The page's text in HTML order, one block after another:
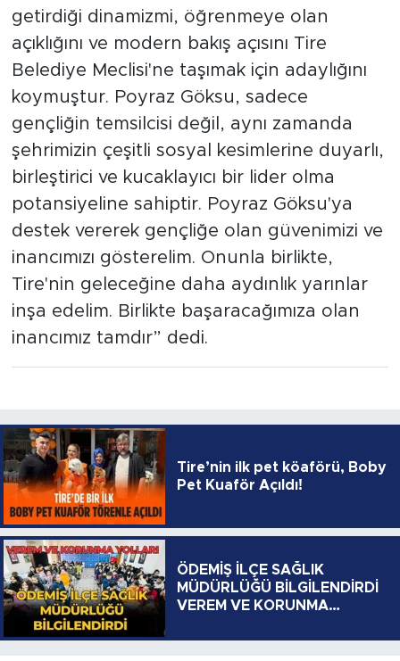
getirdiği dinamizmi, öğrenmeye olan
açıklığını ve modern bakış açısını Tire
Belediye Meclisi'ne taşımak için adaylığını
koymuştur. Poyraz Göksu, sadece
gençliğin temsilcisi değil, aynı zamanda
şehrimizin çeşitli sosyal kesimlerine duyarlı,
birleştirici ve kucaklayıcı bir lider olma
potansiyeline sahiptir. Poyraz Göksu'ya
destek vererek gençliğe olan güvenimizi ve
inancımızı gösterelim. Onunla birlikte,
Tire'nin geleceğine daha aydınlık yarınlar
inşa edelim. Birlikte başaracağımıza olan
inancımız tamdır” dedi.
Tire’nin ilk pet köaförü, Boby
Pet Kuaför Açıldı!
ÖDEMİŞ İLÇE SAĞLIK
MÜDÜRLÜĞÜ BİLGİLENDİRDİ
VEREM VE KORUNMA